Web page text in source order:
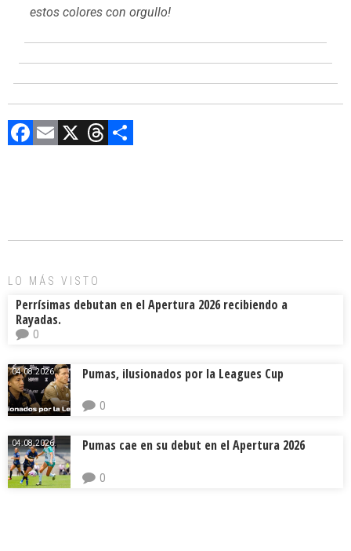
estos colores con orgullo!
F
o
E X T
d ar
LO MÁS VISTO
Perrísimas debutan en el Apertura 2026 recibiendo a
Rayadas.
0
04.08.2026. Pumas, ilusionados por la Leagues Cup
0
04.08.2026. Pumas cae en su debut en el Apertura 2026
0